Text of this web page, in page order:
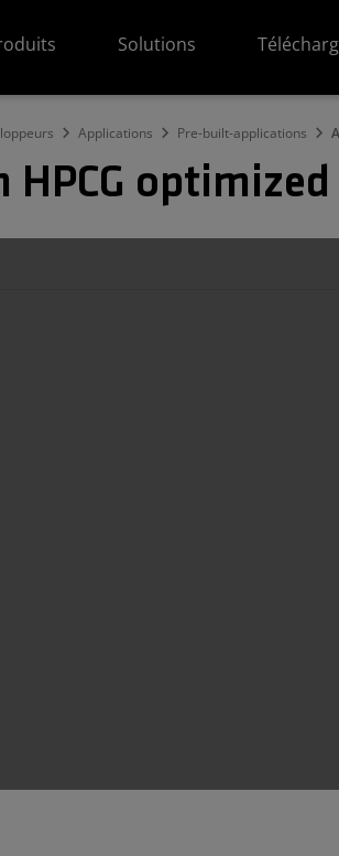
Solutions
Applications Pre-built-applications
HPCG